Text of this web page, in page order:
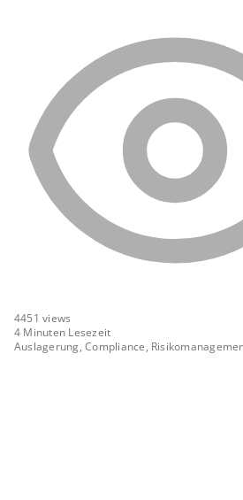
4451 views
4 Minuten Lesezeit
Auslagerung, Compliance,